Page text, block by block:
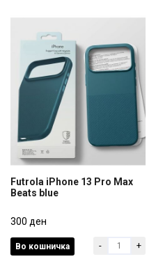
Beats blue
300 ден
Futrola iPhone 13 Pro Max
Beats blue
300 ден
Во кошничка - +